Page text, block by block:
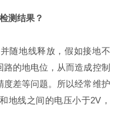
测结果？
随地线释放，假如接地不
的地电位，从而造成控制
度差等问题。所以经常维护
地线之间的电压小于2V，